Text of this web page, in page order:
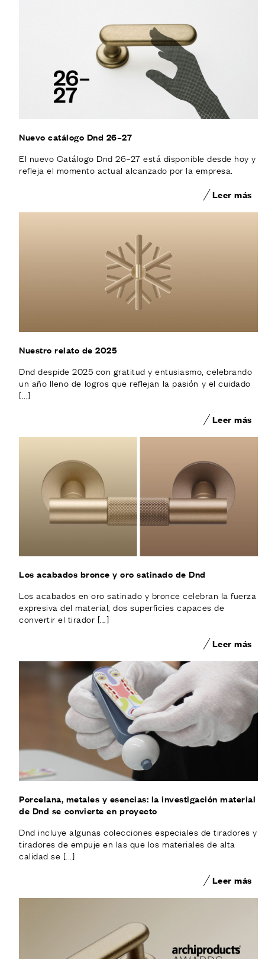
Nuevo catálogo Dnd 26–27
El nuevo Catálogo Dnd 26–27 está disponible desde hoy y
refleja el momento actual alcanzado por la empresa.
Leer más
Nuestro relato de 2025
Dnd despide 2025 con gratitud y entusiasmo, celebrando
un año lleno de logros que reflejan la pasión y el cuidado
[...]
Leer más
Los acabados bronce y oro satinado de Dnd
Los acabados en oro satinado y bronce celebran la fuerza
expresiva del material; dos superficies capaces de
convertir el tirador [...]
Leer más
Porcelana, metales y esencias: la investigación material
de Dnd se convierte en proyecto
Dnd incluye algunas colecciones especiales de tiradores y
tiradores de empuje en las que los materiales de alta
calidad se [...]
Leer más